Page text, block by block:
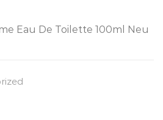
Eau De Toilette 100ml Neu